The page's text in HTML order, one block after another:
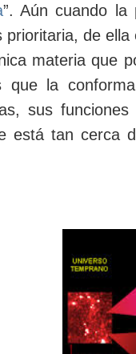
”. Aún cuando la
de
materia que
que la
sus
está tan cerca